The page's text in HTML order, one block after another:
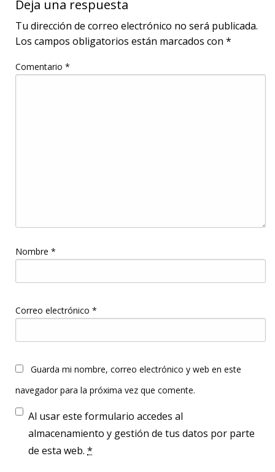
Deja una respuesta
Tu dirección de correo electrónico no será publicada.
Los campos obligatorios están marcados con *
Comentario *
Nombre *
Correo electrónico *
Guarda mi nombre, correo electrónico y web en este
navegador para la próxima vez que comente.
Al usar este formulario accedes al
almacenamiento y gestión de tus datos por parte
de esta web. *